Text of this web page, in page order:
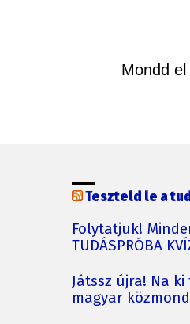
Mondd
Teszteld le a
Folytatjuk!
TUDÁSPRÓBA
Játssz újra! Na
magyar